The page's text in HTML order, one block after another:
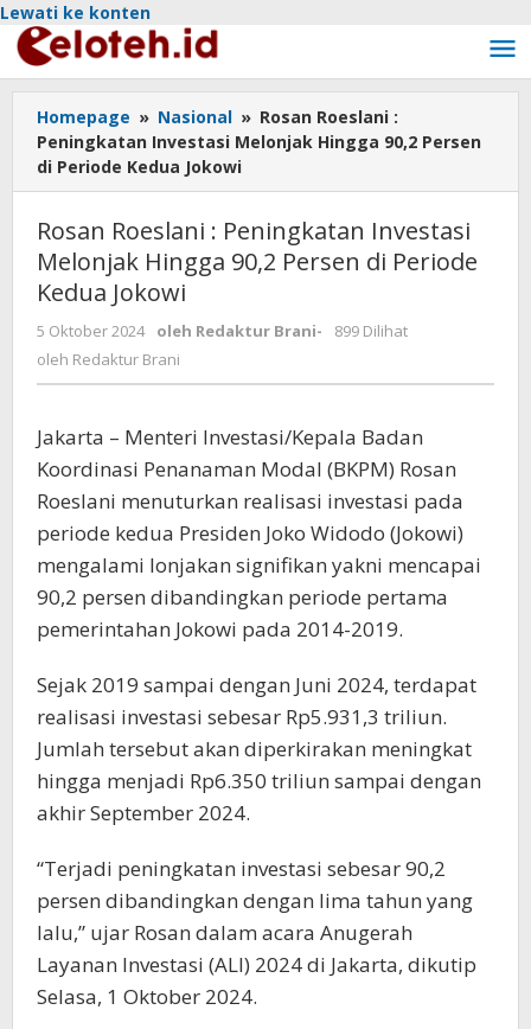
Lewati ke konten
Homepage » Nasional » Rosan Roeslani :
Peningkatan Investasi Melonjak Hingga 90,2 Persen
di Periode Kedua Jokowi
Rosan Roeslani : Peningkatan Investasi
Melonjak Hingga 90,2 Persen di Periode
Kedua Jokowi
5 Oktober 2024 oleh Redaktur Brani-
899 Dilihat
oleh Redaktur Brani
Jakarta – Menteri Investasi/Kepala Badan
Koordinasi Penanaman Modal (BKPM) Rosan
Roeslani menuturkan realisasi investasi pada
periode kedua Presiden Joko Widodo (Jokowi)
mengalami lonjakan signifikan yakni mencapai
90,2 persen dibandingkan periode pertama
pemerintahan Jokowi pada 2014-2019.
Sejak 2019 sampai dengan Juni 2024, terdapat
realisasi investasi sebesar Rp5.931,3 triliun.
Jumlah tersebut akan diperkirakan meningkat
hingga menjadi Rp6.350 triliun sampai dengan
akhir September 2024.
“Terjadi peningkatan investasi sebesar 90,2
persen dibandingkan dengan lima tahun yang
lalu,” ujar Rosan dalam acara Anugerah
Layanan Investasi (ALI) 2024 di Jakarta, dikutip
Selasa, 1 Oktober 2024.